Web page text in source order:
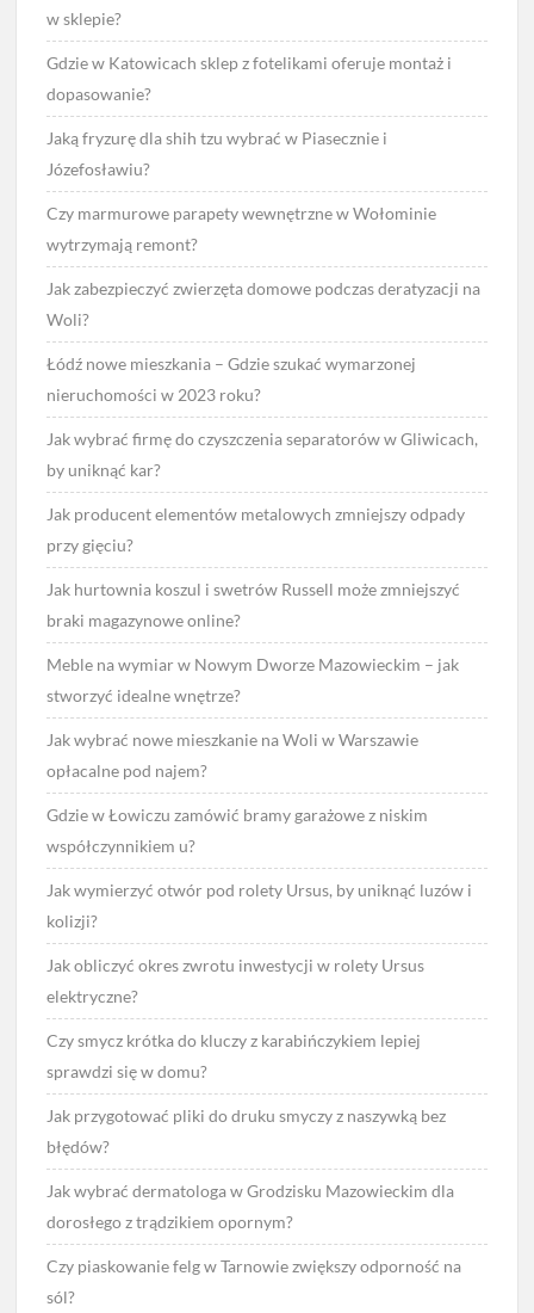
w sklepie?
Gdzie w Katowicach sklep z fotelikami oferuje montaż i
dopasowanie?
Jaką fryzurę dla shih tzu wybrać w Piasecznie i
Józefosławiu?
Czy marmurowe parapety wewnętrzne w Wołominie
wytrzymają remont?
Jak zabezpieczyć zwierzęta domowe podczas deratyzacji na
Woli?
Łódź nowe mieszkania – Gdzie szukać wymarzonej
nieruchomości w 2023 roku?
Jak wybrać firmę do czyszczenia separatorów w Gliwicach,
by uniknąć kar?
Jak producent elementów metalowych zmniejszy odpady
przy gięciu?
Jak hurtownia koszul i swetrów Russell może zmniejszyć
braki magazynowe online?
Meble na wymiar w Nowym Dworze Mazowieckim – jak
stworzyć idealne wnętrze?
Jak wybrać nowe mieszkanie na Woli w Warszawie
opłacalne pod najem?
Gdzie w Łowiczu zamówić bramy garażowe z niskim
współczynnikiem u?
Jak wymierzyć otwór pod rolety Ursus, by uniknąć luzów i
kolizji?
Jak obliczyć okres zwrotu inwestycji w rolety Ursus
elektryczne?
Czy smycz krótka do kluczy z karabińczykiem lepiej
sprawdzi się w domu?
Jak przygotować pliki do druku smyczy z naszywką bez
błędów?
Jak wybrać dermatologa w Grodzisku Mazowieckim dla
dorosłego z trądzikiem opornym?
Czy piaskowanie felg w Tarnowie zwiększy odporność na
sól?